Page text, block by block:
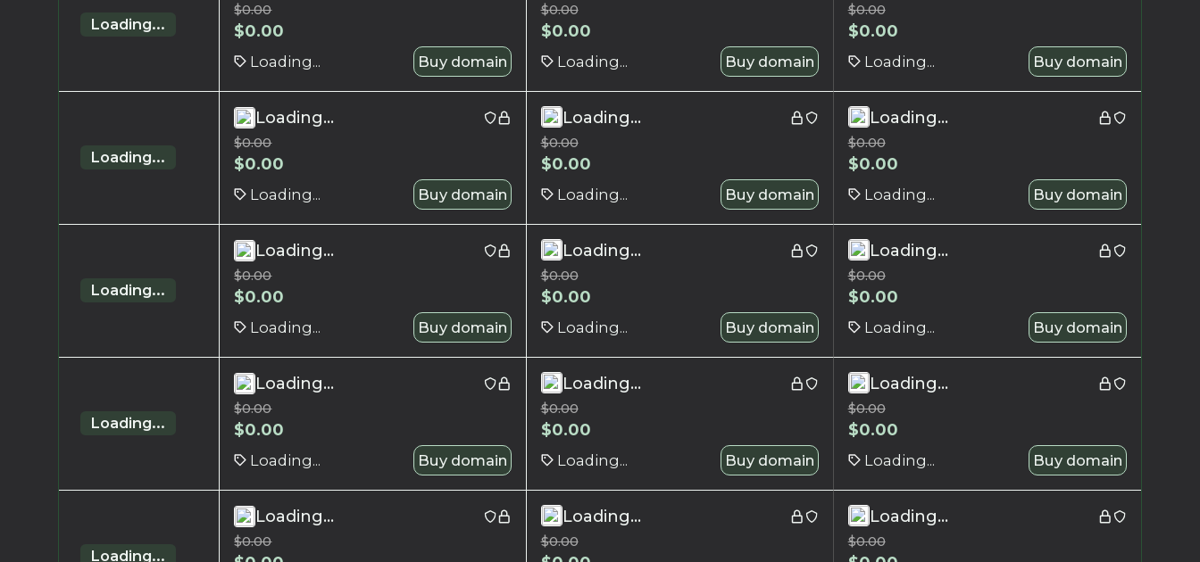
Loading...
$0.00
$0.00
Loading... Buy domain
$0.00
$0.00
Loading... Buy domain
$0.00
$0.00
Loading... Buy domain
Loading...
Loading...
$0.00
$0.00
Loading... Buy domain
Loading...
$0.00
$0.00
Loading... Buy domain
Loading...
$0.00
$0.00
Loading... Buy domain
Loading...
Loading...
$0.00
$0.00
Loading... Buy domain
Loading...
$0.00
$0.00
Loading... Buy domain
Loading...
$0.00
$0.00
Loading... Buy domain
Loading...
Loading...
$0.00
$0.00
Loading... Buy domain
Loading...
$0.00
$0.00
Loading... Buy domain
Loading...
$0.00
$0.00
Loading... Buy domain
Loading...
Loading...
$0.00
Loading...
$0.00
Loading...
$0.00